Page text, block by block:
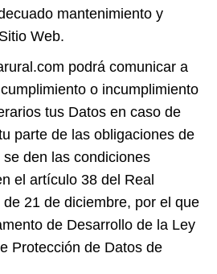
mantenimiento y
Web.
podrá comunicar a
o incumplimiento
tus Datos en caso de
parte de las obligaciones de
den las condiciones
el artículo 38 del Real
21 de diciembre, por el que
de Desarrollo de la Ley
Protección de Datos de